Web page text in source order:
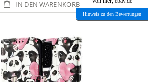
IN DEN WARENKORB
von hier, ebay.de
Hinweis zu den Bewertungen